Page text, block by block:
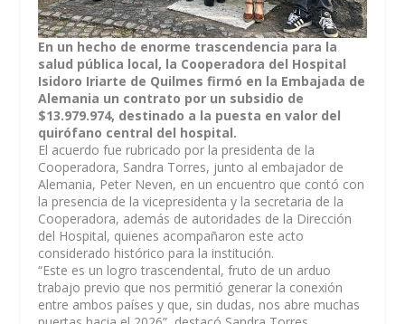
En un hecho de enorme trascendencia para la
salud pública local, la Cooperadora del Hospital
Isidoro Iriarte de Quilmes firmó en la Embajada de
Alemania un contrato por un subsidio de
$13.979.974, destinado a la puesta en valor del
quirófano central del hospital.
El acuerdo fue rubricado por la presidenta de la
Cooperadora, Sandra Torres, junto al embajador de
Alemania, Peter Neven, en un encuentro que contó con
la presencia de la vicepresidenta y la secretaria de la
Cooperadora, además de autoridades de la Dirección
del Hospital, quienes acompañaron este acto
considerado histórico para la institución.
“Este es un logro trascendental, fruto de un arduo
trabajo previo que nos permitió generar la conexión
entre ambos países y que, sin dudas, nos abre muchas